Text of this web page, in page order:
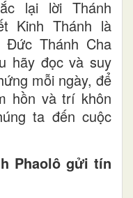
lại lời Thánh
Kinh Thánh là
Đức Thánh Cha
hãy đọc và suy
mỗi ngày, để
hồn và trí khôn
ta đến cuộc
Phaolô gửi tín